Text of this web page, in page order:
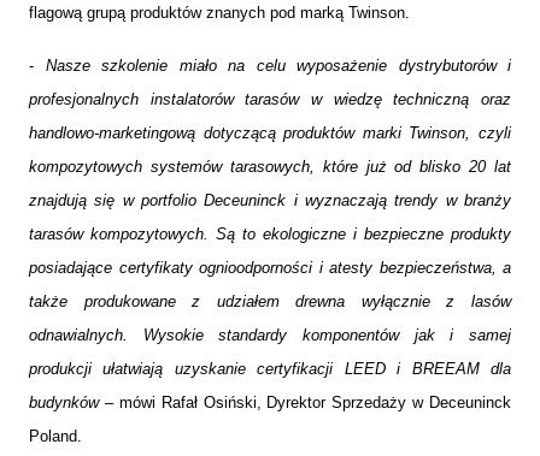
flagową grupą produktów znanych pod marką Twinson.
- Nasze szkolenie miało na celu wyposażenie dystrybutorów i
profesjonalnych instalatorów tarasów w wiedzę techniczną oraz
handlowo-marketingową dotyczącą produktów marki Twinson, czyli
kompozytowych systemów tarasowych, które już od blisko 20 lat
znajdują się w portfolio Deceuninck i wyznaczają trendy w branży
tarasów kompozytowych. Są to ekologiczne i bezpieczne produkty
posiadające certyfikaty ognioodporności i atesty bezpieczeństwa, a
także produkowane z udziałem drewna wyłącznie z lasów
odnawialnych. Wysokie standardy komponentów jak i samej
produkcji ułatwiają uzyskanie certyfikacji LEED i BREEAM dla
budynków – mówi Rafał Osiński, Dyrektor Sprzedaży w Deceuninck
Poland.